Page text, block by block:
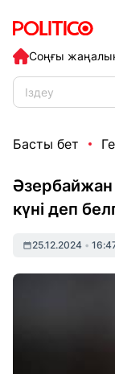
Соңғы
Басты бет
күні деп
25.12.2024 •